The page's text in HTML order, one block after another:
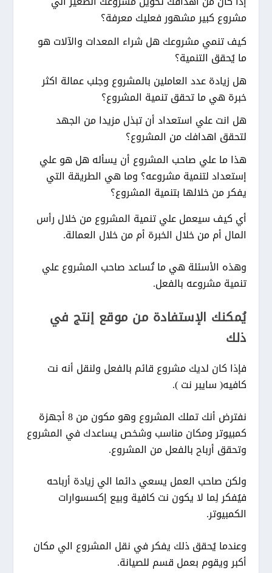
مشروع كبير مشهور فعليك معرفة؟
كيف تنمي مشروعك هل شراء المعدات والآلات هو
ما يُحقق التنمية؟
هل زيادة عدد العاملين بالمشروع وجلب عمالة اكثر
خبرة هي ما تحقق تنمية المشروع؟
هل انت علي استعداد أن تبذل مزيدا من الجهد
لتحقق اهدافك من المشروع؟
هذا ما علي صاحب المشروع أن يسأله هل هو علي
إستعداد لتنمية مشروعه؟ وما هي الطريقة التي
يفكر من خلالها بتنمية المشروع؟
أي كيف سيعمل علي تنمية المشروع من خلال رأس
المال أم من خلال الخبرة أم من خلال العمالة.
وهذه الأسئلة هي ما تُساعد صاحب المشروع علي
تنمية مشروعه بالفعل.
يُمكنك الإستفادة من موقع إنتج في
ذلك
فإذا كان لديك مشروع قائم بالفعل ولنقل أنه نت
كافيه( سايبر نت ).
نفترض أنك تملك المشروع وهو مكون من 8 أجهزة
كمبيوتر ومكان مناسب وشخص يساعدك في المشروع
وتحقق أرباح بالفعل من المشروع.
ولكن صاحب العمل يسعي دائما الي زيادة أرباحه
فيُفكر لِما لا يكون نت كافية وبيع إكسسوارات
الكمبيوتر.
وعندما يُحقق ذلك يفكر في نقل المشروع الي مكان
أكبر ويقوم بعمل قسم للصيانة.